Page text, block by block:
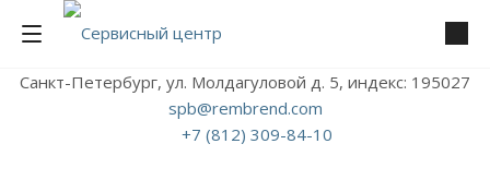
Санкт-Петербург, ул. Молдагуловой д. 5, индекс: 195027
spb@rembrend.com
+7 (812) 309-84-10